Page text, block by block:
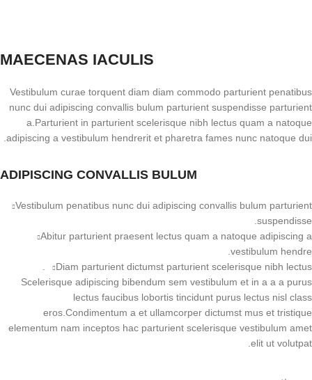
MAECENAS IACULIS
Vestibulum curae torquent diam diam commodo parturient penatibus
nunc dui adipiscing convallis bulum parturient suspendisse parturient
a.Parturient in parturient scelerisque nibh lectus quam a natoque
adipiscing a vestibulum hendrerit et pharetra fames nunc natoque dui.
ADIPISCING CONVALLIS BULUM
Vestibulum penatibus nunc dui adipiscing convallis bulum parturient
suspendisse.
Abitur parturient praesent lectus quam a natoque adipiscing a
vestibulum hendre.
Diam parturient dictumst parturient scelerisque nibh lectus.
Scelerisque adipiscing bibendum sem vestibulum et in a a a purus
lectus faucibus lobortis tincidunt purus lectus nisl class
eros.Condimentum a et ullamcorper dictumst mus et tristique
elementum nam inceptos hac parturient scelerisque vestibulum amet
elit ut volutpat.